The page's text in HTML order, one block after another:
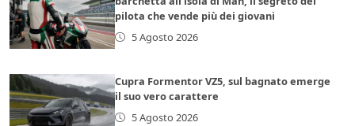
pilota che vende più dei giovani
5 Agosto 2026
Cupra Formentor VZ5, sul bagnato emerge
il suo vero carattere
5 Agosto 2026